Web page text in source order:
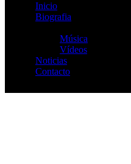
Inicio
Biografia
Música
Vídeos
Noticias
Contacto